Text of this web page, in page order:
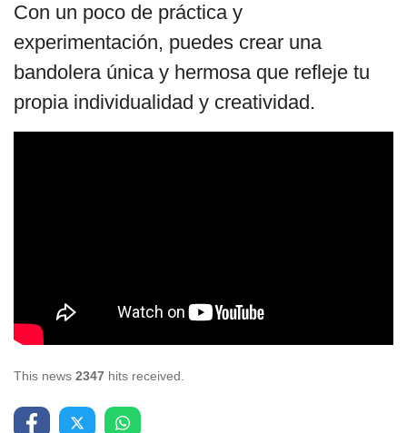
Con un poco de práctica y
experimentación, puedes crear una
bandolera única y hermosa que refleje tu
propia individualidad y creatividad.
This news 2347 hits received.